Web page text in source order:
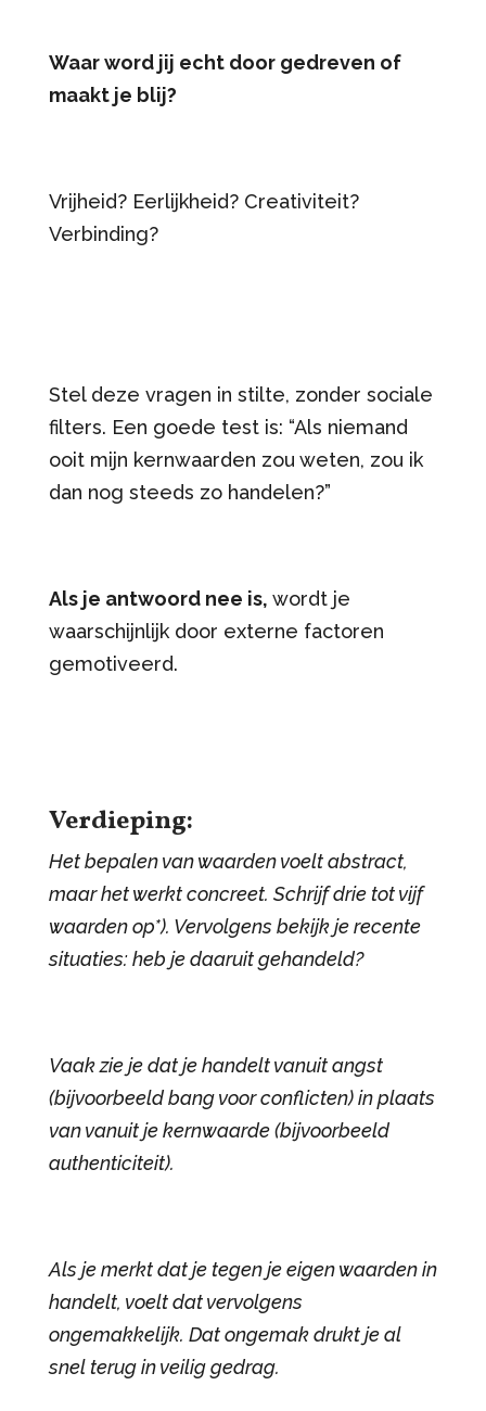
Waar word jij echt door gedreven of
maakt je blij?
Vrijheid? Eerlijkheid? Creativiteit?
Verbinding?
Stel deze vragen in stilte, zonder sociale
filters. Een goede test is: “Als niemand
ooit mijn kernwaarden zou weten, zou ik
dan nog steeds zo handelen?”
Als je antwoord nee is, wordt je
waarschijnlijk door externe factoren
gemotiveerd.
Verdieping:
Het bepalen van waarden voelt abstract,
maar het werkt concreet. Schrijf drie tot vijf
waarden op*). Vervolgens bekijk je recente
situaties: heb je daaruit gehandeld?
Vaak zie je dat je handelt vanuit angst
(bijvoorbeeld bang voor conflicten) in plaats
van vanuit je kernwaarde (bijvoorbeeld
authenticiteit).
Als je merkt dat je tegen je eigen waarden in
handelt, voelt dat vervolgens
ongemakkelijk. Dat ongemak drukt je al
snel terug in veilig gedrag.